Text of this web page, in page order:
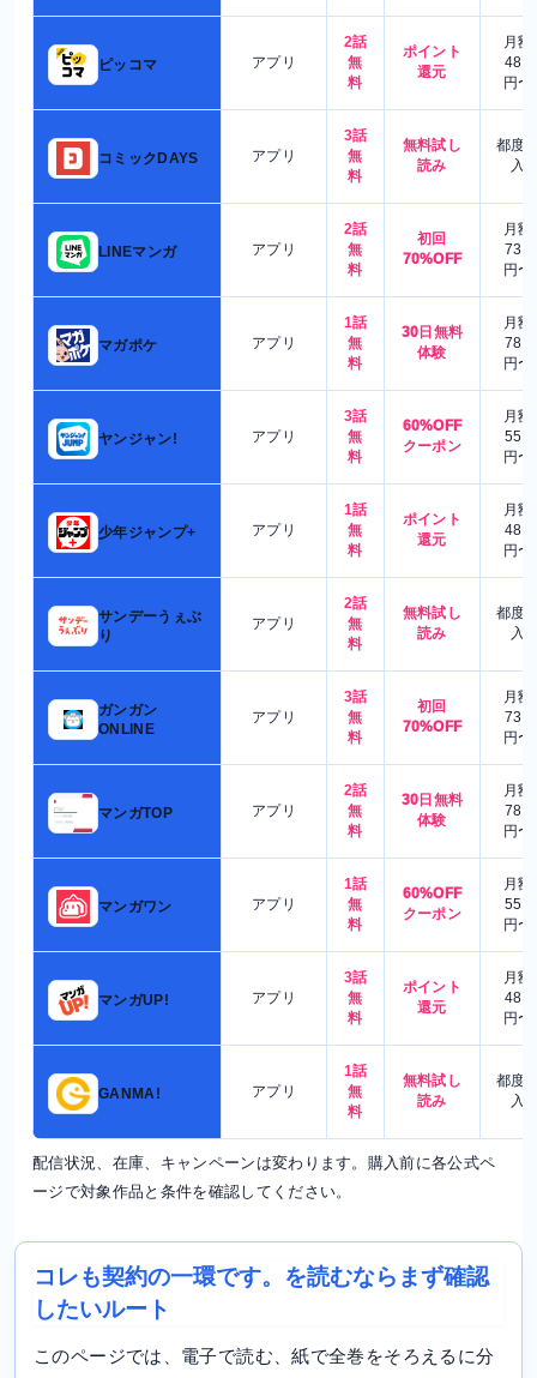
ピッコマ アプリ
2話
無
料
ポイント
還元
月額
480
円〜
コミックDAYS アプリ
3話
無
料
無料試し
読み
都度
入
LINEマンガ アプリ
2話
無
料
初回
70%OFF
月額
730
円〜
マガポケ アプリ
1話
無
料
30日無料
体験
月額
780
円〜
ヤンジャン! アプリ
3話
無
料
60%OFF
クーポン
月額
550
円〜
少年ジャンプ+ アプリ
1話
無
料
ポイント
還元
月額
480
円〜
サンデーうぇぶ
り
アプリ
2話
無
料
無料試し
読み
都度
入
ガンガン
ONLINE
アプリ
3話
無
料
初回
70%OFF
月額
730
円〜
マンガTOP アプリ
2話
無
料
30日無料
体験
月額
780
円〜
マンガワン アプリ
1話
無
料
60%OFF
クーポン
月額
550
円〜
マンガUP! アプリ
3話
無
料
ポイント
還元
月額
480
円〜
GANMA! アプリ
1話
無
料
無料試し
読み
都度
入
配信状況、在庫、キャンペーンは変わります。購入前に各公式ペ
ージで対象作品と条件を確認してください。
コレも契約の一環です。を読むならまず確認
したいルート
このページでは、電子で読む、紙で全巻をそろえるに分